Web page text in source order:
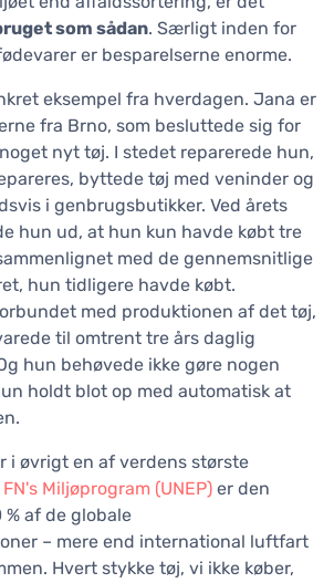
som sådan. Særligt inden for
er besparelserne enorme.
eksempel fra hverdagen. Jana er
fra Brno, som besluttede sig for
nyt tøj. I stedet reparerede hun,
byttede tøj med veninder og
i genbrugsbutikker. Ved årets
hun ud, at hun kun havde købt tre
med de gennemsnitlige
hun tidligere havde købt.
med produktionen af det tøj,
til omtrent tre års daglig
hun behøvede ikke gøre nogen
holdt blot op med automatisk at
i øvrigt en af verdens største
FN's Miljøprogram (UNEP) er den
af de globale
– mere end international luftfart
Hvert stykke tøj, vi ikke køber,